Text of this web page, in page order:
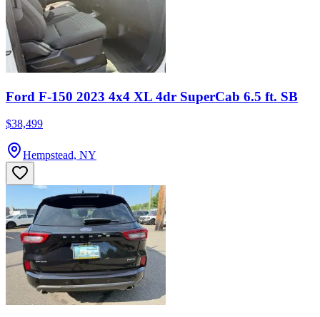
Ford F-150 2023 4x4 XL 4dr SuperCab 6.5 ft. SB
$38,499
Hempstead, NY